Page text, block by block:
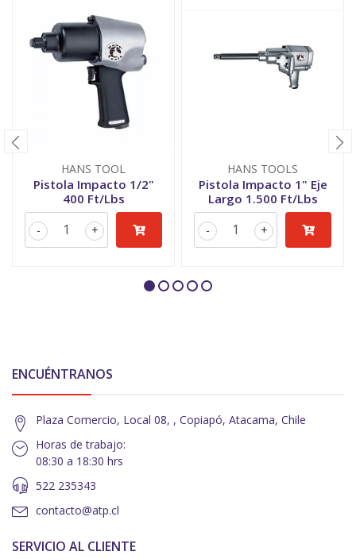
HANS TOOL
Pistola Impacto 1/2"
400 Ft/Lbs
+
-
HANS TOOLS
Pistola Impacto 1" Eje
Largo 1.500 Ft/Lbs
+
-
ENCUÉNTRANOS
Plaza Comercio, Local 08, , Copiapó, Atacama, Chile
Horas de trabajo:
08:30 a 18:30 hrs
522 235343
contacto@atp.cl
SERVICIO AL CLIENTE